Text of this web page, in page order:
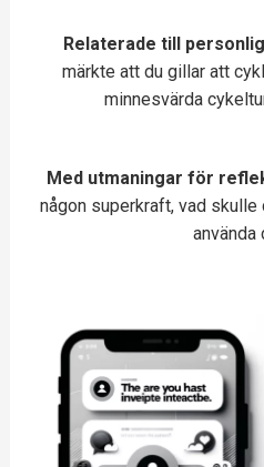
Relaterade till
märkte att du gillar att
minnesvärda
Med utmaningar för
någon superkraft, vad skulle
använda